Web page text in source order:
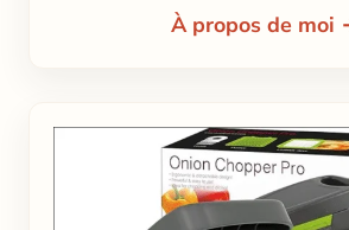
À propos de moi